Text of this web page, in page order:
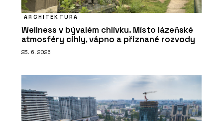
ARCHITEKTURA
Wellness v bývalém chlívku. Místo lázeňské
atmosféry cihly, vápno a přiznané rozvody
23. 6. 2026